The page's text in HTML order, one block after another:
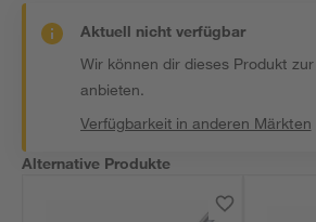
Aktuell nicht verfügbar
Wir können dir dieses Produkt
anbieten.
Verfügbarkeit in anderen Märkten
Alternative Produkte